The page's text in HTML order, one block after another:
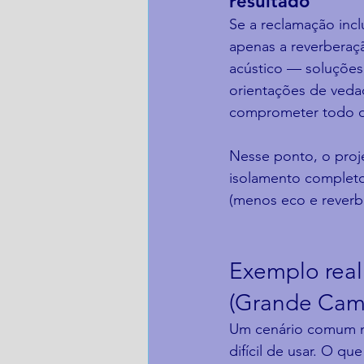
Se a reclamação
apenas a
acústico —
orientações de
comprometer todo
Nesse ponto, o
isolamento
(menos eco e
Exemplo
(Grande
Um cenário comum
difícil de usar. O